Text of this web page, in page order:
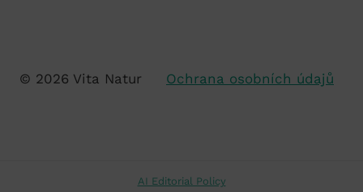
© 2026 Vita Natur Ochrana osobních údajů
AI Editorial Policy